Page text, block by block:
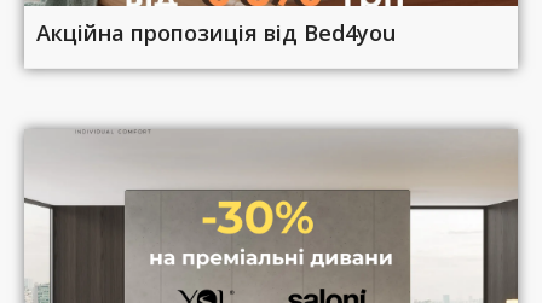
Акційна пропозиція від Bed4you